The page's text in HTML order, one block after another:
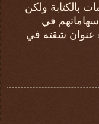
بالكتابة ولكن
في
عنوان شقته في